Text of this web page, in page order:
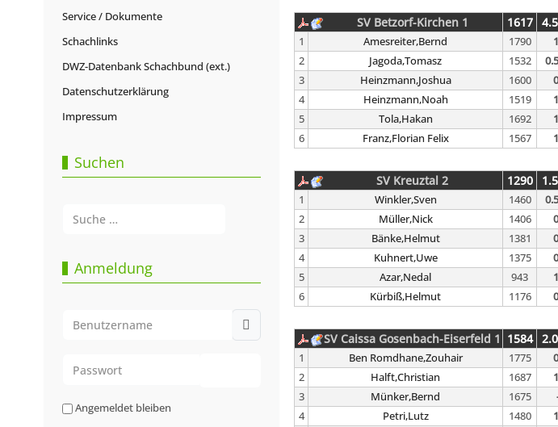
Service / Dokumente
Schachlinks
DWZ-Datenbank Schachbund (ext.)
Datenschutzerklärung
Impressum
Suchen
Anmeldung
Passwort anzeigen
Angemeldet bleiben
SV Betzorf-Kirchen 1 1617
1 Amesreiter,Bernd 1790
2
Jagoda,Tomasz 1532
3
Heinzmann,Joshua 1600
4
Heinzmann,Noah 1519
5
Tola,Hakan 1692
6
Franz,Florian Felix 1567
SV Kreuztal 2 1290
1 Winkler,Sven 1460
2
Müller,Nick 1406
3
Bänke,Helmut 1381
4
Kuhnert,Uwe 1375
5
Azar,Nedal 943
6
Kürbiß,Helmut 1176
SV Caissa Gosenbach-Eiserfeld 1 1584
1 Ben Romdhane,Zouhair 1775
2
Halft,Christian 1687
3
Münker,Bernd 1675
4
Petri,Lutz 1480